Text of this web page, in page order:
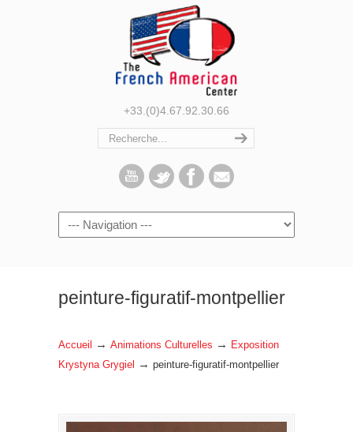
+33.(0)4.67.92.30.66
Navigation
peinture-figuratif-montpellier
Accueil → Animations Culturelles →
Exposition
Krystyna Grygiel
→ peinture-figuratif-montpellier